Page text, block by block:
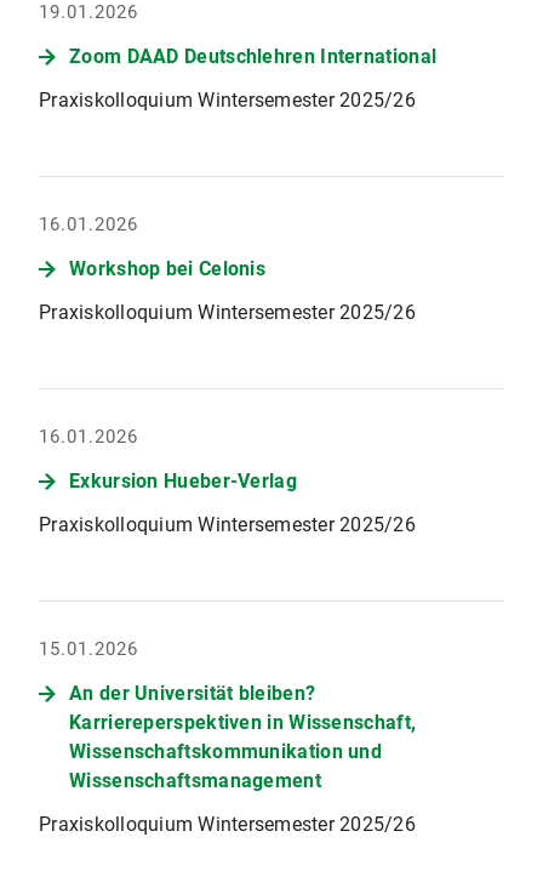
19.01.2026
Zoom DAAD Deutschlehren International
Praxiskolloquium Wintersemester 2025/26
16.01.2026
Workshop bei Celonis
Praxiskolloquium Wintersemester 2025/26
16.01.2026
Exkursion Hueber-Verlag
Praxiskolloquium Wintersemester 2025/26
15.01.2026
An der Universität bleiben?
Karriereperspektiven in Wissenschaft,
Wissenschaftskommunikation und
Wissenschaftsmanagement
Praxiskolloquium Wintersemester 2025/26